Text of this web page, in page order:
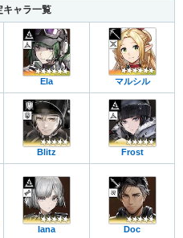
キャラ一覧
Ela マルシル
Blitz Frost
Iana Doc